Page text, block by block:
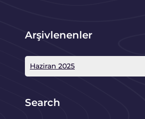
Arşivlenenler
Haziran 2025
Search